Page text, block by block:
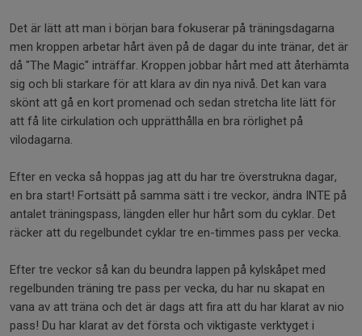
Det är lätt att man i början bara fokuserar på träningsdagarna
men kroppen arbetar hårt även på de dagar du inte tränar, det är
då "The Magic" inträffar. Kroppen jobbar hårt med att återhämta
sig och bli starkare för att klara av din nya nivå. Det kan vara
skönt att gå en kort promenad och sedan stretcha lite lätt för
att få lite cirkulation och upprätthålla en bra rörlighet på
vilodagarna.
Efter en vecka så hoppas jag att du har tre överstrukna dagar,
en bra start! Fortsätt på samma sätt i tre veckor, ändra INTE på
antalet träningspass, längden eller hur hårt som du cyklar. Det
räcker att du regelbundet cyklar tre en-timmes pass per vecka.
Efter tre veckor så kan du beundra lappen på kylskåpet med
regelbunden träning tre pass per vecka, du har nu skapat en
vana av att träna och det är dags att fira att du har klarat av nio
pass! Du har klarat av det första och viktigaste verktyget i